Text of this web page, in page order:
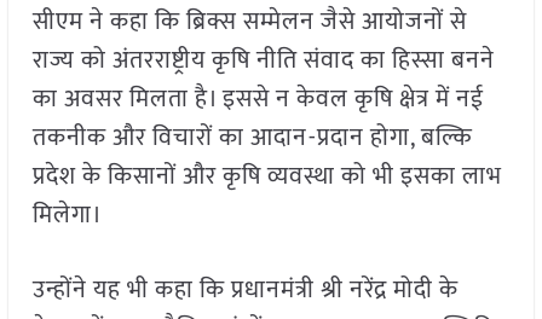
सीएम ने कहा कि ब्रिक्स सम्मेलन जैसे आयोजनों से
राज्य को अंतरराष्ट्रीय कृषि नीति संवाद का हिस्सा बनने
का अवसर मिलता है। इससे न केवल कृषि क्षेत्र में नई
तकनीक और विचारों का आदान-प्रदान होगा, बल्कि
प्रदेश के किसानों और कृषि व्यवस्था को भी इसका लाभ
मिलेगा।
उन्होंने यह भी कहा कि प्रधानमंत्री श्री नरेंद्र मोदी के